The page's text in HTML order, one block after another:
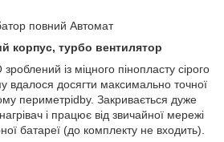
повний Автомат
корпус, турбо вентилятор
із міцного пінопласту сірого
вдалося досягти максимально точної
периметріdbу. Закривається дуже
і працює від звичайної мережі
батареї (до комплекту не входить).